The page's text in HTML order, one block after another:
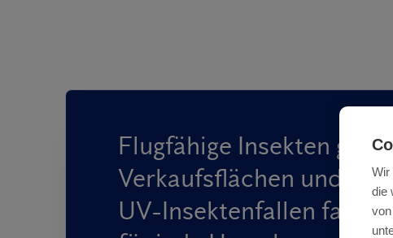
Flugfähige Insekten
Verkaufsflächen und
UV-Insektenfallen
Wir
die